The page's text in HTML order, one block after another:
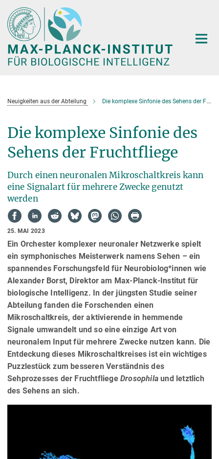
Hauptinhalt
Neuigkeiten aus der Abteilung Die komplexe Sinfonie des Sehens der Fruchtfliege
Die komplexe Sinfonie des
Sehens der Fruchtfliege
Durch einen neuronalen Mikroschaltkreis kann
eine Signalart für mehrere Zwecke genutzt
werden
25. MAI 2023
Ein Orchester komplexer neuronaler Netzwerke spielt
ein symphonisches Meisterwerk namens Sehen – ein
spannendes Forschungsfeld für Neurobiolog*innen wie
Alexander Borst, Direktor am Max-Planck-Institut für
biologische Intelligenz. In der jüngsten Studie seiner
Abteilung fanden die Forschenden einen
Mikroschaltkreis, der aktivierende in hemmende
Signale umwandelt und so eine einzige Art von
neuronalem Input für mehrere Zwecke nutzen kann. Die
Entdeckung dieses Mikroschaltkreises ist ein wichtiges
Puzzlestück zum besseren Verständnis des
Sehprozesses der Fruchtfliege Drosophila und letztlich
des Sehens an sich.